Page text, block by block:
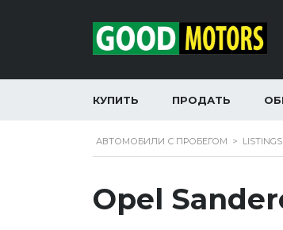
КУПИТЬ ПРОДАТЬ
АВТОМОБИЛИ С ПРОБЕГОМ > LISTINGS
Opel